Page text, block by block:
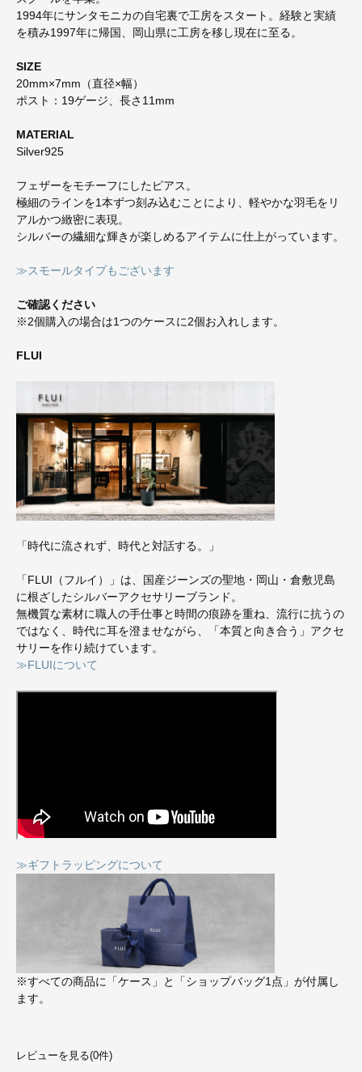
1994年にサンタモニカの自宅裏で工房をスタート。経験と実績
を積み1997年に帰国、岡山県に工房を移し現在に至る。
SIZE
20mm×7mm（直径×幅）
ポスト：19ゲージ、長さ11mm
MATERIAL
Silver925
フェザーをモチーフにしたピアス。
極細のラインを1本ずつ刻み込むことにより、軽やかな羽毛をリ
アルかつ緻密に表現。
シルバーの繊細な輝きが楽しめるアイテムに仕上がっています。
≫スモールタイプもございます
ご確認ください
※2個購入の場合は1つのケースに2個お入れします。
FLUI
「時代に流されず、時代と対話する。」
「FLUI（フルイ）」は、国産ジーンズの聖地・岡山・倉敷児島
に根ざしたシルバーアクセサリーブランド。
無機質な素材に職人の手仕事と時間の痕跡を重ね、流行に抗うの
ではなく、時代に耳を澄ませながら、「本質と向き合う」アクセ
サリーを作り続けています。
≫FLUIについて
≫ギフトラッピングについて
※すべての商品に「ケース」と「ショップバッグ1点」が付属し
ます。
レビューを見る(0件)